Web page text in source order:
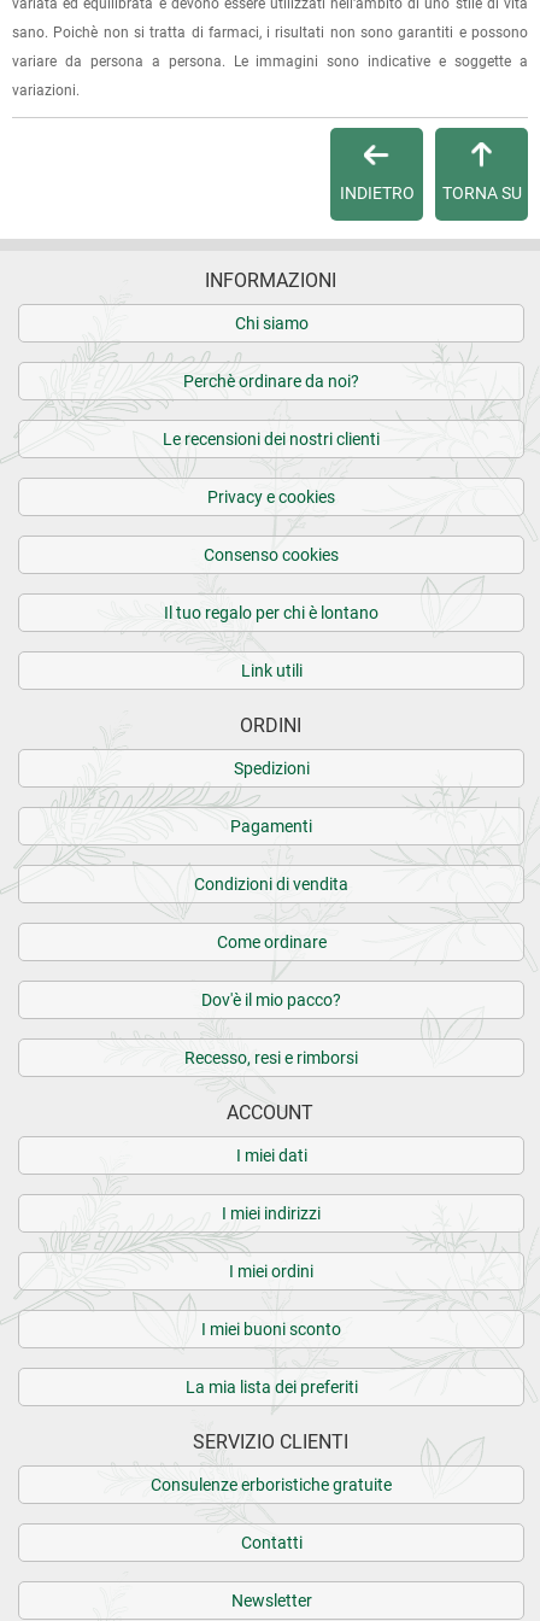
Per qualsiasi informazione, contattaci viae-mail .
Per maggiori dettagli, vedi leCondizioni di vendita .
sano. Poichè non si tratta di farmaci, i risultati non sono garantiti e possono
variare da persona a persona. Le immagini sono indicative e soggette a
variazioni.
TORNA SU
INDIETRO
INFORMAZIONI
Chi siamo
Perchè ordinare da noi?
Le recensioni dei nostri clienti
Privacy e cookies
Consenso cookies
Il tuo regalo per chi è lontano
Link utili
ORDINI
Spedizioni
Pagamenti
Condizioni di vendita
Come ordinare
Dov'è il mio pacco?
Recesso, resi e rimborsi
ACCOUNT
I miei dati
I miei indirizzi
I miei ordini
I miei buoni sconto
La mia lista dei preferiti
SERVIZIO CLIENTI
Consulenze erboristiche gratuite
Contatti
Newsletter